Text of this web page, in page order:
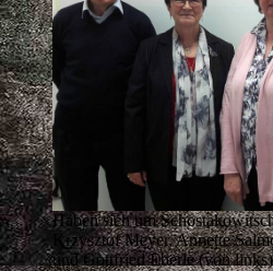
Haben sich um
Krzysztof Meyer, Annette
und Gottfried Eberle (von